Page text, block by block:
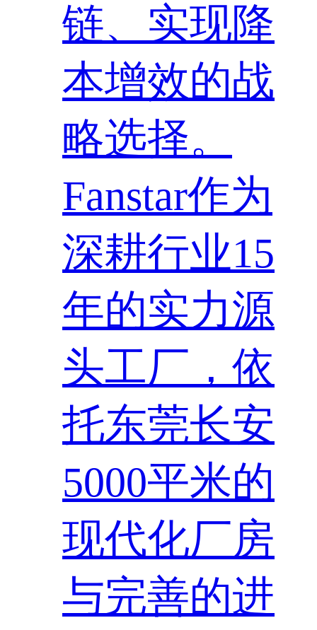
链、实现降
本增效的战
略选择。
Fanstar作为
深耕行业15
年的实力源
头工厂，依
托东莞长安
5000平米的
现代化厂房
与完善的进